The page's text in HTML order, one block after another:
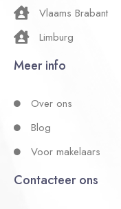
Vlaams Brabant
Limburg
Meer info
Over ons
Blog
Voor makelaars
Contacteer ons